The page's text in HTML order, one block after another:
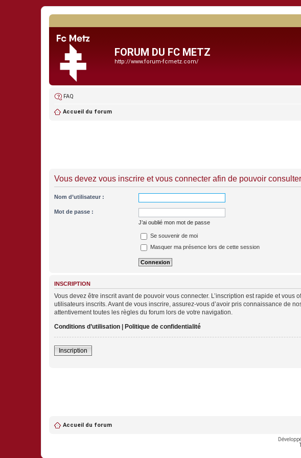
FORUM DU FC METZ
http://www.forum-fcmetz.com/
FAQ
Accueil du forum
Vous devez vous inscrire et vous connecter afin de pouvoir
Nom d’utilisateur :
Mot de passe :
J’ai oublié mon mot de passe
Se souvenir de moi
Masquer ma présence lors de cette session
INSCRIPTION
Vous devez être inscrit avant de pouvoir vous connecter. L’inscription est rapide et
utilisateurs inscrits. Avant de vous inscrire, assurez-vous d’avoir pris connaissance de
attentivement toutes les règles du forum lors de votre navigation.
Conditions d’utilisation | Politique de confidentialité
Inscription
Accueil du forum